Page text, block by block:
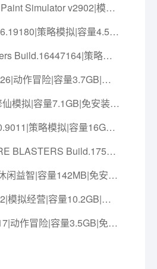
喷漆模拟器/Spray Paint Simulator v2902|模拟经营|容量8.3GB|免安装绿色中文版|支持键盘.鼠标.手柄
太空站长 v0.2.4036.19180|策略模拟|容量4.5GB|免安装绿色中文版|支持键盘.鼠标
太空站长/Stationeers Build.16447164|策略模拟|容量3.2GB|免安装绿色中文版|支持键盘.鼠标
生物变形 v1.1.26426|动作冒险|容量3.7GB|免安装绿色英文版|支持键盘.鼠标.手柄
觅长生 v1.0.020|修仙模拟|容量7.1GB|免安装绿色中文版|支持键盘.鼠标
玩具军团模拟器 v0.9011|策略模拟|容量16GB|免安装绿色中文版|支持键盘.鼠标
深地爆破采掘/BORE BLASTERS Build.17512324|动作冒险|容量527MB|免安装绿色中文版|支持键盘.鼠标.手柄
幸运房东 v0.14.7|休闲益智|容量142MB|免安装绿色中文版|支持键盘.鼠标|
占领火星 v0.137.12|模拟经营|容量10.2GB|免安装绿色中文版|支持键盘.鼠标.手柄
无感染区 v0.24.1.17|动作冒险|容量3.5GB|免安装绿色中文版|支持键盘.鼠标